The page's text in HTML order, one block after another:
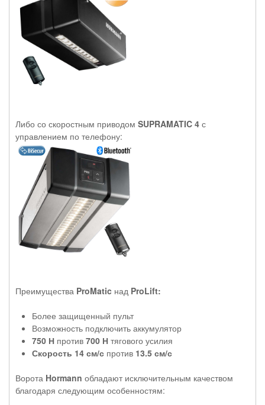
Либо со скоростным приводом SUPRAMATIC 4 с
управлением по телефону:
Преимущества ProMatic над ProLift:
Более защищенный пульт
Возможность подключить аккумулятор
750 Н против 700 Н тягового усилия
Скорость 14 см/с против 13.5 см/с
Ворота Hormann обладают исключительным качеством
благодаря следующим особенностям: